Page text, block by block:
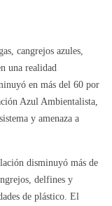
cangrejos azules,
una realidad
en más del 60 por
Azul Ambientalista,
y amenaza a
disminuyó más de
delfines y
de plástico. El